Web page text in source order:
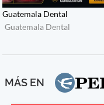
MÁS EN